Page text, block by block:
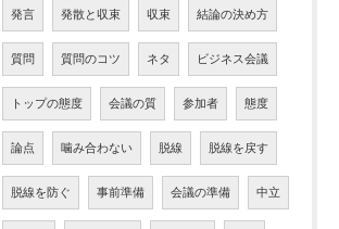
発言 発散と収束 収束 結論の決め方
質問 質問のコツ ネタ ビジネス会議
トップの態度 会議の質 参加者 態度
論点 噛み合わない 脱線 脱線を戻す
脱線を防ぐ 事前準備 会議の準備 中立